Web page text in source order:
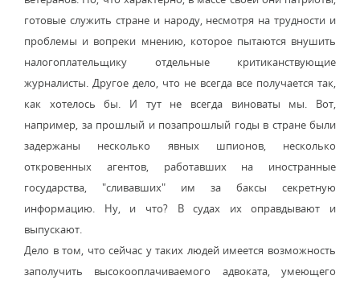
готовые служить стране и народу, несмотря на трудности и
проблемы и вопреки мнению, которое пытаются внушить
налогоплательщику отдельные критиканствующие
журналисты. Другое дело, что не всегда все получается так,
как хотелось бы. И тут не всегда виноваты мы. Вот,
например, за прошлый и позапрошлый годы в стране были
задержаны несколько явных шпионов, несколько
откровенных агентов, работавших на иностранные
государства, "сливавших" им за баксы секретную
информацию. Ну, и что? В судах их оправдывают и
выпускают.
Дело в том, что сейчас у таких людей имеется возможность
заполучить высокооплачиваемого адвоката, умеющего